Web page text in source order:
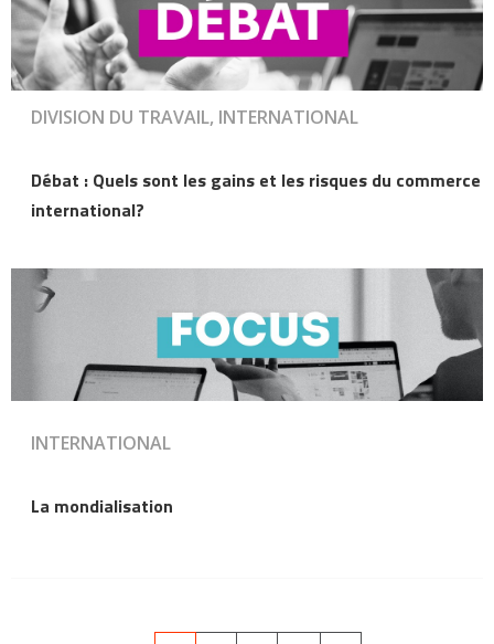
DIVISION DU TRAVAIL, INTERNATIONAL
Débat : Quels sont les gains et les risques du commerce
international?
INTERNATIONAL
La mondialisation